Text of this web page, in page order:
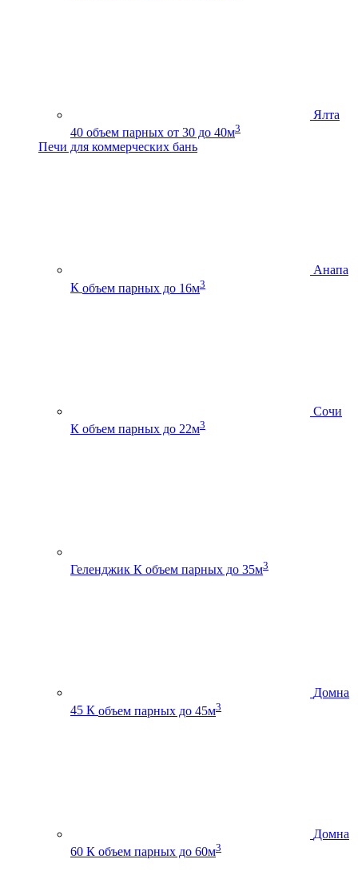
Ялта
40 объем парных от 30 до 40м3
Печи для коммерческих бань
Анапа
К объем парных до 16м3
Сочи
К объем парных до 22м3
Геленджик К объем парных до 35м3
Домна
45 К объем парных до 45м3
Домна
60 К объем парных до 60м3